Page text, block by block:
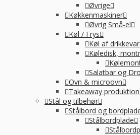
Øvrige
Køkkenmaskiner
Øvrig Små-el
Køl / Frys
Køl af
Køledisk,
Salatbar og
Ovn & microovn
Takeaway produktion
Stål og tilbehør
Stålbord og
Stålbordplade